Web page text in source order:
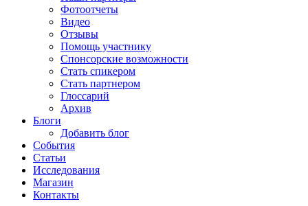
Фотоотчеты
Видео
Отзывы
Помощь участнику
Спонсорские возможности
Стать спикером
Стать партнером
Глоссарий
Архив
Блоги
Добавить блог
События
Статьи
Исследования
Магазин
Контакты